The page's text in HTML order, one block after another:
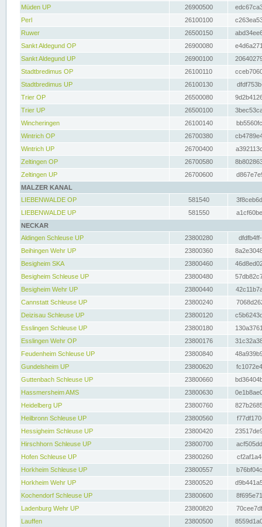
Müden UP
26900500
Perl
26100100
Ruwer
26500150
Sankt Aldegund OP
26900080
Sankt Aldegund UP
26900100
Stadtbredimus OP
26100110
Stadtbredimus UP
26100130
Trier OP
26500080
Trier UP
26500100
Wincheringen
26100140
Wintrich OP
26700380
Wintrich UP
26700400
Zeltingen OP
26700580
Zeltingen UP
26700600
MALZER KANAL
LIEBENWALDE OP
581540
LIEBENWALDE UP
581550
NECKAR
Aldingen Schleuse UP
23800280
Beihingen Wehr UP
23800360
Besigheim SKA
23800460
Besigheim Schleuse UP
23800480
Besigheim Wehr UP
23800440
Cannstatt Schleuse UP
23800240
Deizisau Schleuse UP
23800120
Esslingen Schleuse UP
23800180
Esslingen Wehr OP
23800176
Feudenheim Schleuse UP
23800840
Gundelsheim UP
23800620
Guttenbach Schleuse UP
23800660
Hassmersheim AMS
23800630
Heidelberg UP
23800760
Heilbronn Schleuse UP
23800560
Hessigheim Schleuse UP
23800420
Hirschhorn Schleuse UP
23800700
Hofen Schleuse UP
23800260
Horkheim Schleuse UP
23800557
Horkheim Wehr UP
23800520
Kochendorf Schleuse UP
23800600
Ladenburg Wehr UP
23800820
Lauffen
23800500